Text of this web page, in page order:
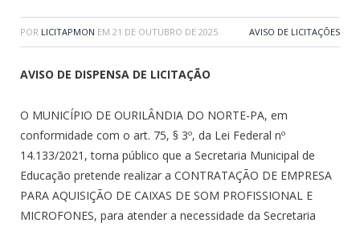
POR LICITAPMON EM 21 DE OUTUBRO DE 2025 AVISO DE LICITAÇÕES
AVISO DE DISPENSA DE LICITAÇÃO
O MUNICÍPIO DE OURILÂNDIA DO NORTE-PA, em
conformidade com o art. 75, § 3º, da Lei Federal nº
14.133/2021, torna público que a Secretaria Municipal de
Educação pretende realizar a CONTRATAÇÃO DE EMPRESA
PARA AQUISIÇÃO DE CAIXAS DE SOM PROFISSIONAL E
MICROFONES, para atender a necessidade da Secretaria